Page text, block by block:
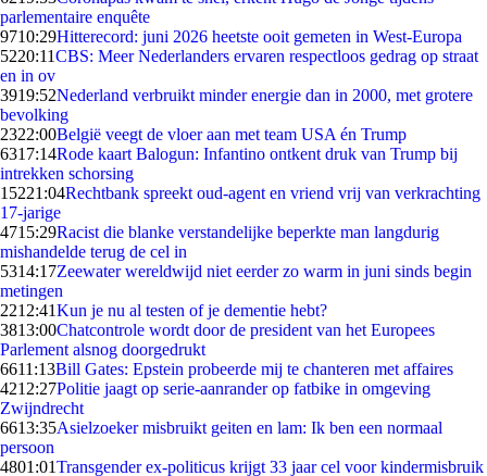
parlementaire enquête
9710:29Hitterecord: juni 2026 heetste ooit gemeten in West-Europa
5220:11CBS: Meer Nederlanders ervaren respectloos gedrag op straat
en in ov
3919:52Nederland verbruikt minder energie dan in 2000, met grotere
bevolking
2322:00België veegt de vloer aan met team USA én Trump
6317:14Rode kaart Balogun: Infantino ontkent druk van Trump bij
intrekken schorsing
15221:04Rechtbank spreekt oud-agent en vriend vrij van verkrachting
17-jarige
4715:29Racist die blanke verstandelijke beperkte man langdurig
mishandelde terug de cel in
5314:17Zeewater wereldwijd niet eerder zo warm in juni sinds begin
metingen
2212:41Kun je nu al testen of je dementie hebt?
3813:00Chatcontrole wordt door de president van het Europees
Parlement alsnog doorgedrukt
6611:13Bill Gates: Epstein probeerde mij te chanteren met affaires
4212:27Politie jaagt op serie-aanrander op fatbike in omgeving
Zwijndrecht
6613:35Asielzoeker misbruikt geiten en lam: Ik ben een normaal
persoon
4801:01Transgender ex-politicus krijgt 33 jaar cel voor kindermisbruik